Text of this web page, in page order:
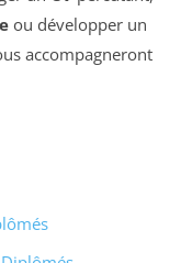
ou développer un
accompagneront